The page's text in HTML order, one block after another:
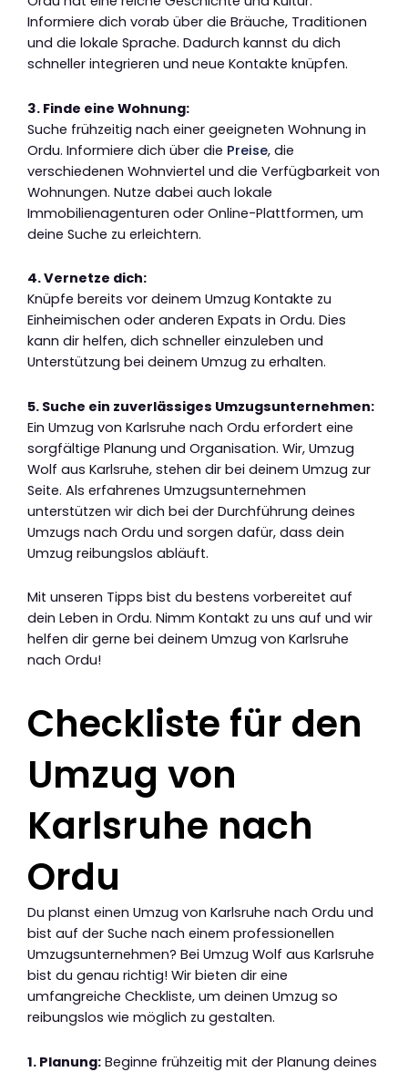
Informiere dich vorab über die Bräuche, Traditionen
und die lokale Sprache. Dadurch kannst du dich
schneller integrieren und neue Kontakte knüpfen.
3. Finde eine Wohnung:
Suche frühzeitig nach einer geeigneten Wohnung in
Ordu. Informiere dich über die Preise, die
verschiedenen Wohnviertel und die Verfügbarkeit von
Wohnungen. Nutze dabei auch lokale
Immobilienagenturen oder Online-Plattformen, um
deine Suche zu erleichtern.
4. Vernetze dich:
Knüpfe bereits vor deinem Umzug Kontakte zu
Einheimischen oder anderen Expats in Ordu. Dies
kann dir helfen, dich schneller einzuleben und
Unterstützung bei deinem Umzug zu erhalten.
5. Suche ein zuverlässiges Umzugsunternehmen:
Ein Umzug von Karlsruhe nach Ordu erfordert eine
sorgfältige Planung und Organisation. Wir, Umzug
Wolf aus Karlsruhe, stehen dir bei deinem Umzug zur
Seite. Als erfahrenes Umzugsunternehmen
unterstützen wir dich bei der Durchführung deines
Umzugs nach Ordu und sorgen dafür, dass dein
Umzug reibungslos abläuft.
Mit unseren Tipps bist du bestens vorbereitet auf
dein Leben in Ordu. Nimm Kontakt zu uns auf und wir
helfen dir gerne bei deinem Umzug von Karlsruhe
nach Ordu!
Checkliste für den
Umzug von
Karlsruhe nach
Ordu
Du planst einen Umzug von Karlsruhe nach Ordu und
bist auf der Suche nach einem professionellen
Umzugsunternehmen? Bei Umzug Wolf aus Karlsruhe
bist du genau richtig! Wir bieten dir eine
umfangreiche Checkliste, um deinen Umzug so
reibungslos wie möglich zu gestalten.
1. Planung: Beginne frühzeitig mit der Planung deines